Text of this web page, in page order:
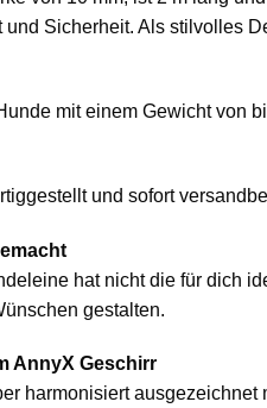
Sicherheit. Als stilvolles
mit einem Gewicht von
und sofort
hat nicht die für dich
gestalten.
AnnyX Geschirr
harmonisiert